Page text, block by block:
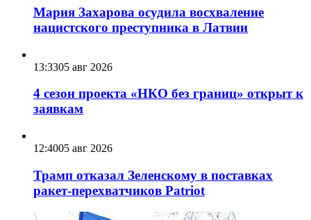
Мария Захарова осудила восхваление
нацистского преступника в Латвии
13:3305 авг 2026
4 сезон проекта «НКО без границ» открыт к
заявкам
12:4005 авг 2026
Трамп отказал Зеленскому в поставках
ракет-перехватчиков Patriot